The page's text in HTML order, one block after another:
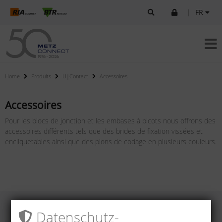
FR
Home Produits U|Contact Accessoires
Accessoires
Pour les blocs de jonction et les embases à picots nous offrons des
accessoires différents tels que des brides de fixation vissées et
encliquetables ainsi que des pions de codage en plusieurs couleurs.
Datenschutz­